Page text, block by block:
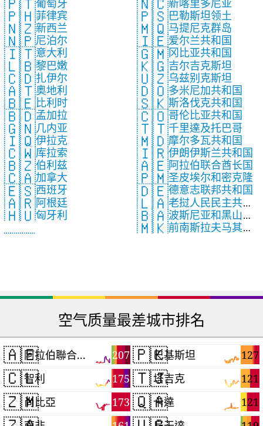
🇵🇭菲律宾
🇳🇿新西兰
🇳🇵尼泊尔
🇮🇹意大利
🇱🇧黎巴嫩
🇨🇩扎伊尔
🇦🇹奥地利
🇧🇪比利时
🇧🇩孟加拉
🇬🇳几内亚
🇮🇶伊拉克
🇨🇼库拉索
🇧🇿伯利兹
🇨🇦加拿大
🇪🇸西班牙
🇦🇷阿根廷
🇭🇺匈牙利
🇵🇸巴勒斯坦领土
🇲🇶马提尼克群岛
🇮🇪爱尔兰共和国
🇬🇲冈比亚共和国
🇰🇬吉尔吉克斯坦
🇺🇿乌兹别克斯坦
🇩🇴多米尼加共和国
🇸🇰斯洛伐克共和国
🇨🇴哥伦比亚共和国
🇹🇹千里達及托巴哥
🇲🇩摩尔多瓦共和国
🇮🇷伊朗伊斯兰共和国
🇦🇪阿拉伯联合酋长国
🇵🇲圣皮埃尔和密克隆
🇩🇪德意志联邦共和国
🇱🇦老挝人民民主共和
国
🇧🇦波斯尼亚和黑山共
和国
🇲🇰前南斯拉夫马其顿
空气质量最差城市排名
🇦🇪 207
阿拉伯聯合大公國
🇨🇱 175
智利
🇿🇲 173
尚比亞
🇵🇰 127
巴基斯坦
🇹🇯 121
塔吉克
🇶🇦 121
卡達